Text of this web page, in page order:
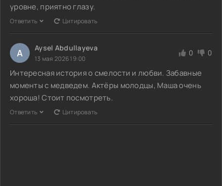
уровне, приятно глазу.
Ответить Цитировать
A Aysel Abdullayeva
13 мая 2026 19:00
0 0
Интересная история о смелости и любви. Забавные
моменты с медведем. Актёры молодцы, Маша очень
хороша! Стоит посмотреть.
Ответить Цитировать